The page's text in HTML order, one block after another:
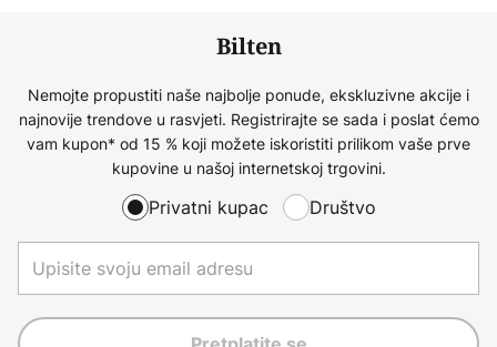
Bilten
Nemojte propustiti naše najbolje ponude, ekskluzivne akcije i
najnovije trendove u rasvjeti. Registrirajte se sada i poslat ćemo
vam kupon* od 15 % koji možete iskoristiti prilikom vaše prve
kupovine u našoj internetskoj trgovini.
Privatni kupac Društvo